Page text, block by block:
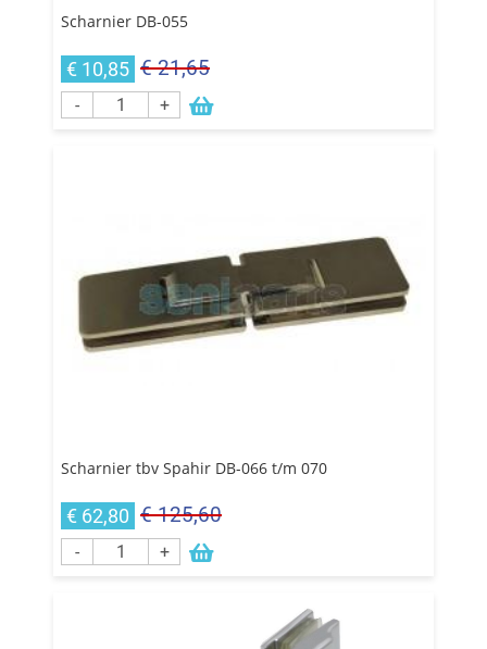
Scharnier DB-055
€ 10,85 € 21,65
- +
Scharnier tbv Spahir DB-066 t/m 070
€ 62,80 € 125,60
- +